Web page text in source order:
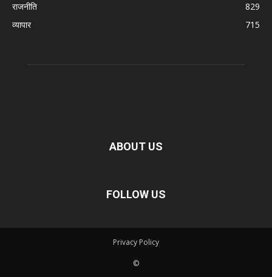
राजनीति
829
व्यापार
715
ABOUT US
FOLLOW US
Privacy Policy
©